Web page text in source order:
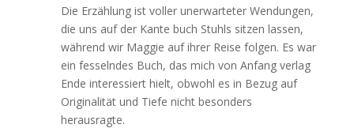
Die Erzählung ist voller unerwarteter Wendungen,
die uns auf der Kante buch Stuhls sitzen lassen,
während wir Maggie auf ihrer Reise folgen. Es war
ein fesselndes Buch, das mich von Anfang verlag
Ende interessiert hielt, obwohl es in Bezug auf
Originalität und Tiefe nicht besonders
herausragte.